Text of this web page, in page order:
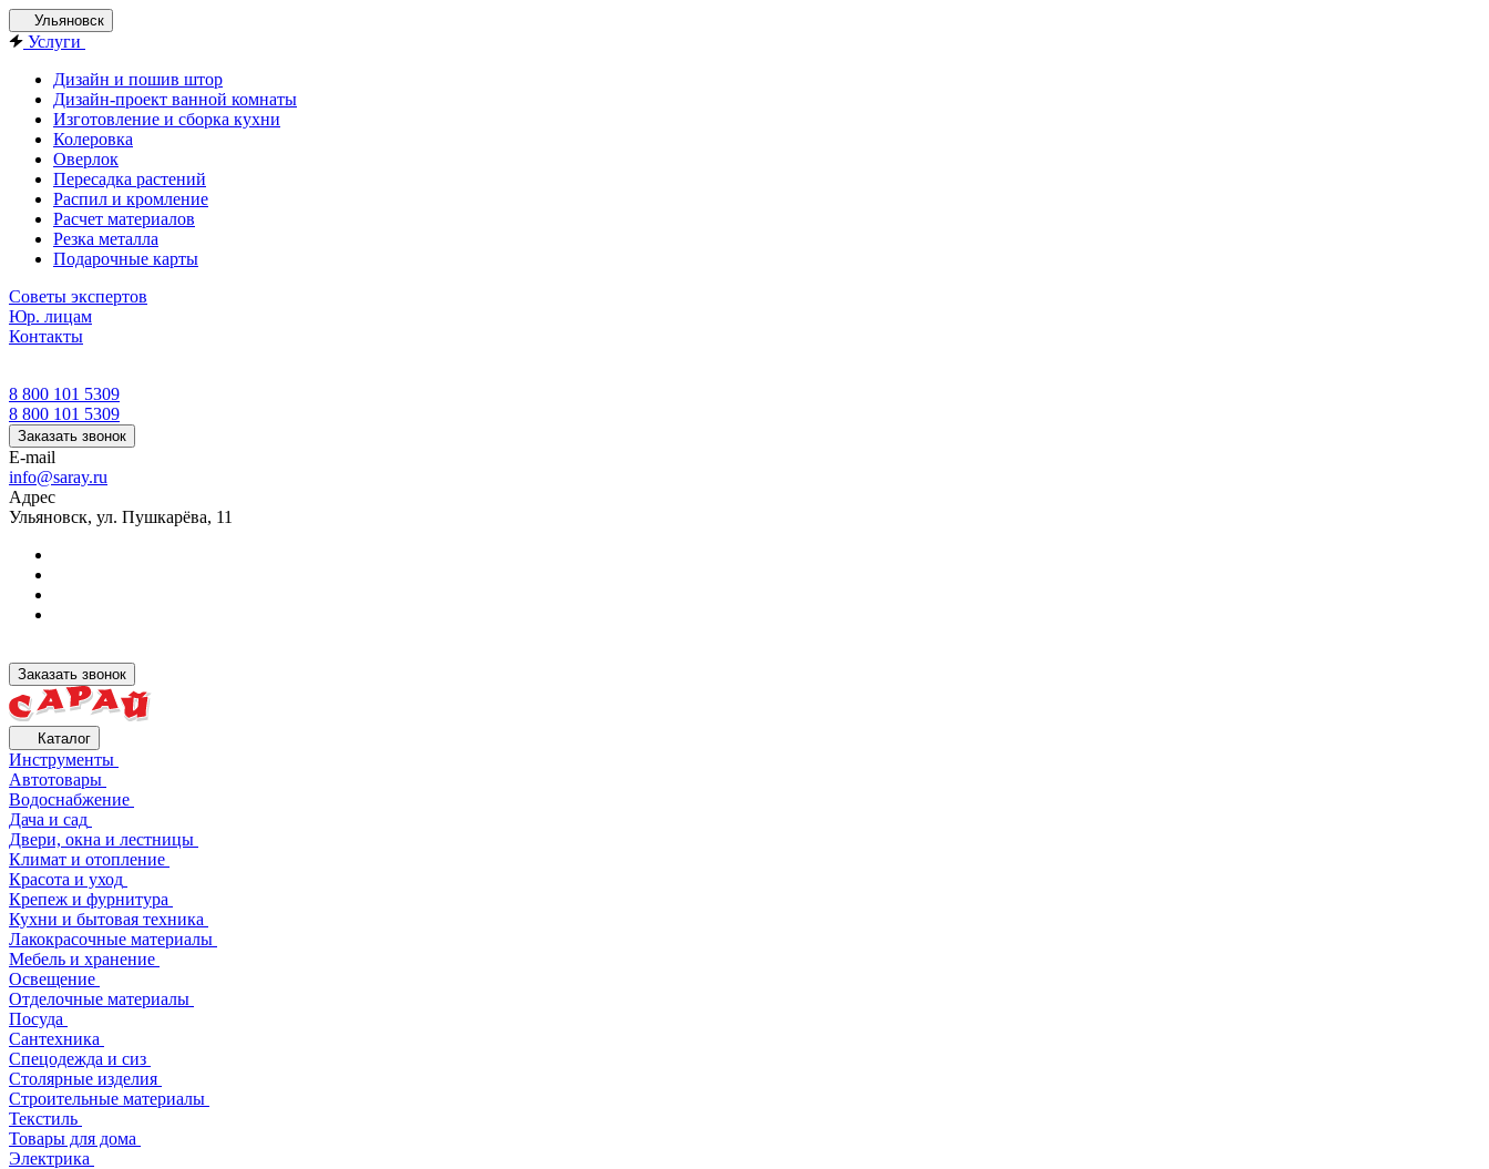
Ульяновск
Услуги
Дизайн и пошив штор
Дизайн-проект ванной комнаты
Изготовление и сборка кухни
Колеровка
Оверлок
Пересадка растений
Распил и кромление
Расчет материалов
Резка металла
Подарочные карты
Советы экспертов
Юр. лицам
Контакты
8 800 101 5309
8 800 101 5309
Заказать звонок
E-mail
info@saray.ru
Адрес
Ульяновск, ул. Пушкарёва, 11
Заказать звонок
Каталог
Инструменты
Автотовары
Водоснабжение
Дача и сад
Двери, окна и лестницы
Климат и отопление
Красота и уход
Крепеж и фурнитура
Кухни и бытовая техника
Лакокрасочные материалы
Мебель и хранение
Освещение
Отделочные материалы
Посуда
Сантехника
Спецодежда и сиз
Столярные изделия
Строительные материалы
Текстиль
Товары для дома
Электрика